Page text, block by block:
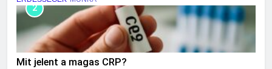
2
Mit jelent a magas CRP?